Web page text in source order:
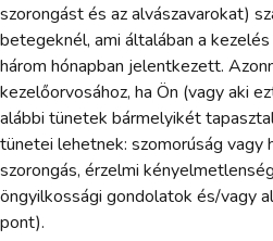
szorongást és az alvászavarokat)
betegeknél, ami általában a
három hónapban jelentkezett.
kezelőorvosához, ha Ön (vagy aki
alábbi tünetek bármelyikét
tünetei lehetnek: szomorúság vagy
szorongás, érzelmi
öngyilkossági gondolatok és/vagy
pont).